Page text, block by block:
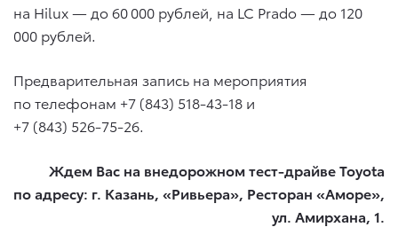
на Hilux — до 60 000 рублей, на LC Prado — до 120
000 рублей.
Предварительная запись на мероприятия
по телефонам +7 (843) 518-43-18 и
+7 (843) 526-75-26.
Ждем Вас на внедорожном тест-драйвеToyota
по адресу: г. Казань, «Ривьера», Ресторан «Аморе»,
ул. Амирхана, 1.